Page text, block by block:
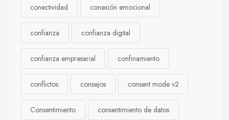
conectividad conexión emocional
confianza confianza digital
confianza empresarial confinamiento
conflictos consejos consent mode v2
Consentimiento consentimiento de datos